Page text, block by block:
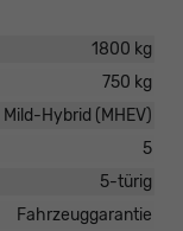
1800 kg
750 kg
Mild-Hybrid (MHEV)
5
5-türig
Fahrzeuggarantie